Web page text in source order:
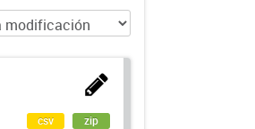
csv zip